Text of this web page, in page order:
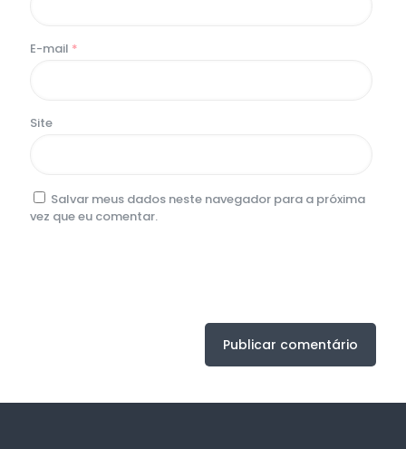
E-mail *
Site
Salvar meus dados neste navegador para a próxima
vez que eu comentar.